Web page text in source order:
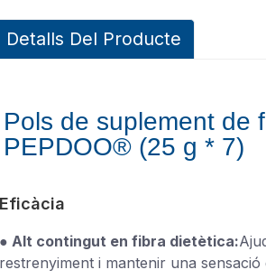
Detalls Del Producte
Pols de suplement de
PEPDOO® (25 g * 7)
Eficàcia
● Alt contingut en fibra dietètica:
restrenyiment i mantenir una sensació